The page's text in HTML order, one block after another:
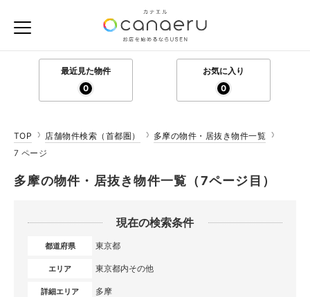
最近見た物件
0
お気に入り
0
TOP 店舗物件検索（首都圏）
多摩の物件・居抜き物件一覧
7 ページ
多摩の物件・居抜き物件一覧（7ページ目）
現在の検索条件
都道府県 東京都
エリア 東京都内その他
詳細エリア 多摩